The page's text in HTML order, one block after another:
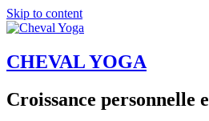
Skip to content
CHEVAL YOGA
Croissance personnelle